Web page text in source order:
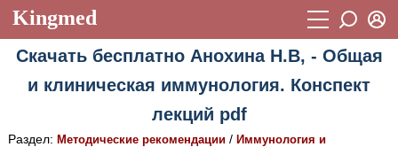
Kingmed
Учебный материал
Видеогалерея 899
Скачать бесплатно Анохина Н.В, - Общая
и клиническая иммунология. Конспект
лекций pdf
Раздел: Методические рекомендации/ Иммунология и